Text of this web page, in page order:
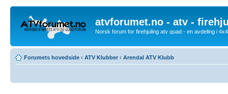
atvforumet.no - atv -
Norsk forum for firehjuling atv quad - en avdeling i
Forumets hovedside ‹ ATV Klubber ‹ Arendal ATV Klubb